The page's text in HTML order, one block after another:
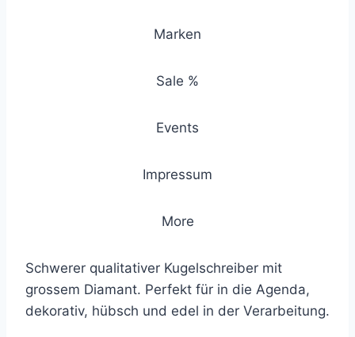
Marken
Sale %
Events
Impressum
More
Schwerer qualitativer Kugelschreiber mit
grossem Diamant. Perfekt für in die Agenda,
dekorativ, hübsch und edel in der Verarbeitung.